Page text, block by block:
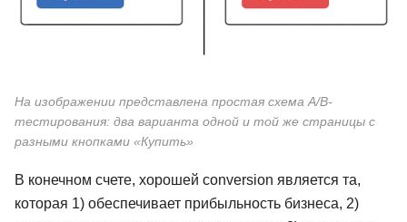
На изображении представлена простая схема A/B-
тестирования: два варианта одной и той же страницы с
разными кнопками «Купить»
В конечном счете, хорошей conversion является та,
которая 1) обеспечивает прибыльность бизнеса, 2)